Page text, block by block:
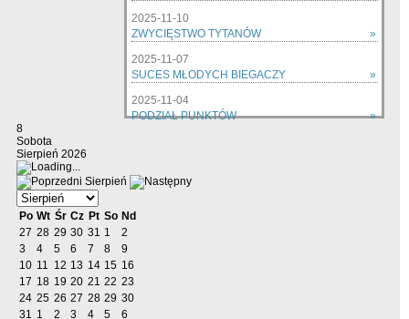
2025-11-10
ZWYCIĘSTWO TYTANÓW
»
2025-11-07
SUCES MŁODYCH BIEGACZY
»
2025-11-04
PODZIAŁ PUNKTÓW
»
8
Sobota
Sierpień 2026
Sierpień
Po Wt Śr Cz Pt So Nd
27 28 29 30 31 1
2
3
4 5 6 7 8
9
10 11 12 13 14 15 16
17 18 19 20 21 22 23
24 25 26 27 28 29 30
31 1 2 3 4 5
6